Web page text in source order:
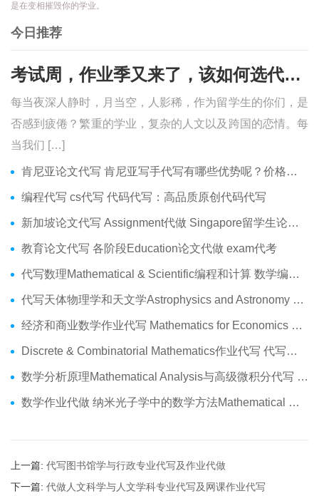
是在变相摧毁你的学业。
今日推荐
考试周，作业季又来了，该如何选代写？便宜的代写、代考会有哪些问题？
每当夜深人静时，月当空，人影稀，作为留学生的你们，是
否感到疲倦？繁重的学业，复杂的人文以及跨国的恋情。每
当我们 […]
肯尼亚论文代写 肯尼亚写手代写有哪些优势呢？价格便宜吗？
编程代写 cs代写 代码代写：高品质原创代码代写
新加坡论文代写 Assignment代做 Singapore留学生论文代写服务
教育论文代写 各阶段Education论文代做 exam代考
代写数理Mathematical & Scientific编程和计算 数学编程作业代做
代写天体物理学和天文学Astrophysics and Astronomy 天文学Assignment代做
经济和商业数学作业代写 Mathematics for Economics Business代做Online exam代考
Discrete & Combinatorial Mathematics作业代写 代写离散 组合数学Assignment代做
数学分析原理Mathematical Analysis与高级微积分代写 Assignment代做
数学作业代做 纳米光子学中的数学方法Mathematical Methods代写
上一篇: 代写图书馆学与行政专业代写及作业代做
下一篇: 代做人文科学与人文学科专业代写及网课作业代写